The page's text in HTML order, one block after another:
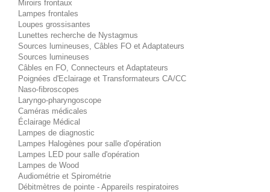
Miroirs frontaux
Lampes frontales
Loupes grossisantes
Lunettes recherche de Nystagmus
Sources lumineuses, Câbles FO et Adaptateurs
Sources lumineuses
Câbles en FO, Connecteurs et Adaptateurs
Poignées d'Eclairage et Transformateurs CA/CC
Naso-fibroscopes
Laryngo-pharyngoscope
Caméras médicales
Éclairage Médical
Lampes de diagnostic
Lampes Halogènes pour salle d'opération
Lampes LED pour salle d'opération
Lampes de Wood
Audiométrie et Spirométrie
Débitmètres de pointe - Appareils respiratoires